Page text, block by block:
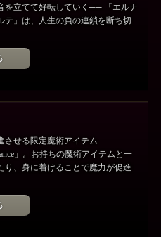
を立てて好転していく── 「エルナ
テ」は、人生の負の連鎖を断ち切
させる限定魔術アイテム
」。お持ちの魔術アイテムと一
り、身に着けることで魔力が促進